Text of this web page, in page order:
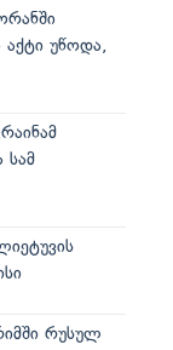
უწოდა,
სამ
რუსულ